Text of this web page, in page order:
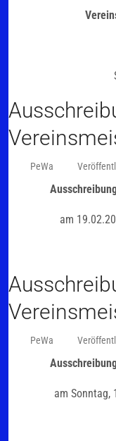
PeWa
am
PeWa
am Sonntag,